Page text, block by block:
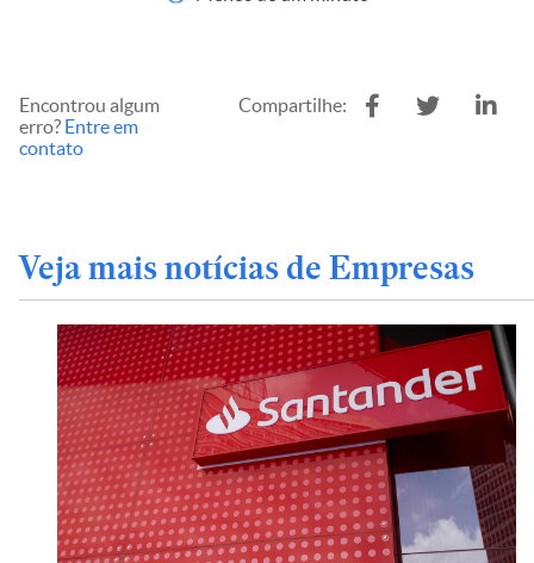
Encontrou algum
erro? Entre em
contato
Compartilhe:
Veja mais notícias de Empresas